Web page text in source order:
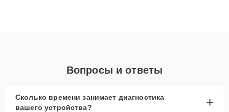
Вопросы и ответы
Сколько времени занимает диагностика
вашего устройства?
+